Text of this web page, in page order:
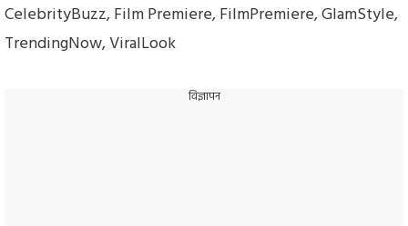
CelebrityBuzz,Film Premiere,FilmPremiere,GlamStyle,
TrendingNow,ViralLook
विज्ञापन